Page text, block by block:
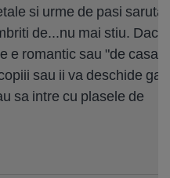
si urme de pasi
de...nu mai stiu. Daca
e romantic sau "de
sau ii va deschide
sa intre cu plasele de